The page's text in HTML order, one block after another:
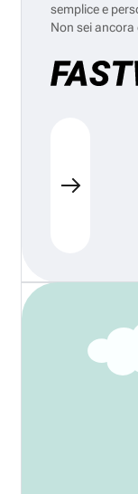
semplice e
Non sei ancora